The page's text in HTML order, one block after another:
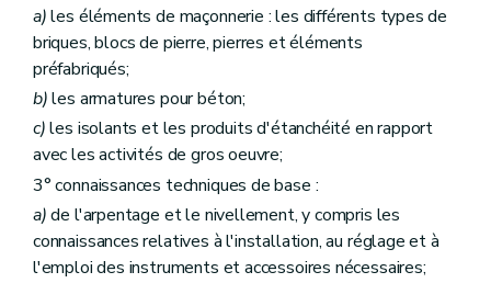
a)les éléments de maçonnerie : les différents types de
briques, blocs de pierre, pierres et éléments
préfabriqués;
b)les armatures pour béton;
c)les isolants et les produits d'étanchéité en rapport
avec les activités de gros oeuvre;
3° connaissances techniques de base :
a)de l'arpentage et le nivellement, y compris les
connaissances relatives à l'installation, au réglage et à
l'emploi des instruments et accessoires nécessaires;